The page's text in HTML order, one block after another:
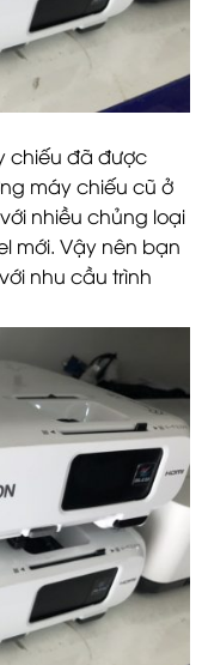
chiếu đã được
máy chiếu cũ ở
nhiều chủng loại
mới. Vậy nên bạn
nhu cầu trình